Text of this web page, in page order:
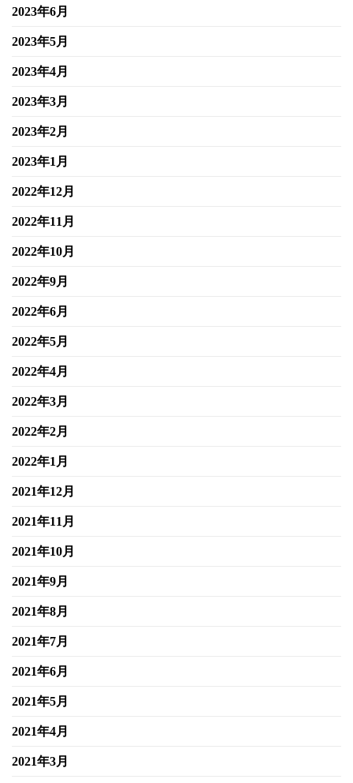
2023年6月
2023年5月
2023年4月
2023年3月
2023年2月
2023年1月
2022年12月
2022年11月
2022年10月
2022年9月
2022年6月
2022年5月
2022年4月
2022年3月
2022年2月
2022年1月
2021年12月
2021年11月
2021年10月
2021年9月
2021年8月
2021年7月
2021年6月
2021年5月
2021年4月
2021年3月